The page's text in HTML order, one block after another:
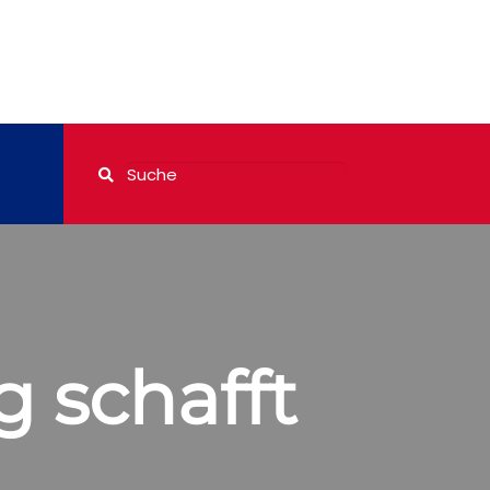
schafft